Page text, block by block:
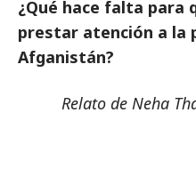
¿Qué hace falta para
prestar atención a la
Afganistán?
Relato de Neha